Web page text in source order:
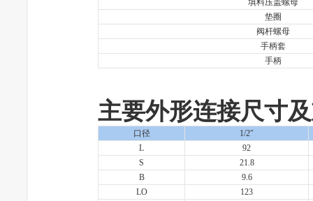
填料压盖螺母
垫圈
阀杆螺母
手柄套
手柄
主要外形连接尺寸
口径
1/2″
L
92
S
21.8
B
9.6
LO
123